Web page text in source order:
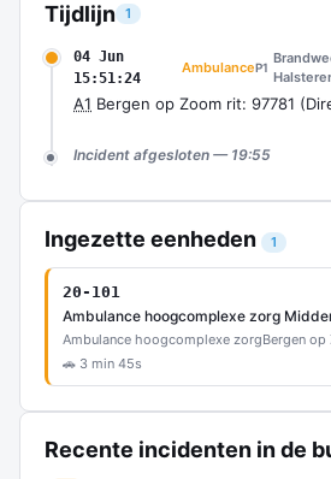
Tijdlijn 1
04 Jun
15:51:24
AmbulanceP1
A1 Bergen op Zoom rit: 97781
Incident afgesloten — 19:55
Ingezette eenheden 1
20-101
Ambulance hoogcomplexe zorg
Ambulance hoogcomplexe zorgBergen op
🚗 3 min 45s
Recente incidenten in de